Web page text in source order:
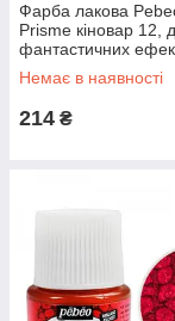
Фарба лакова
Prisme кіновар 12,
фантастичних
Немає в наявності
214 ₴